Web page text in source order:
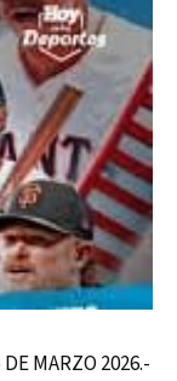
MARZO 2026.-